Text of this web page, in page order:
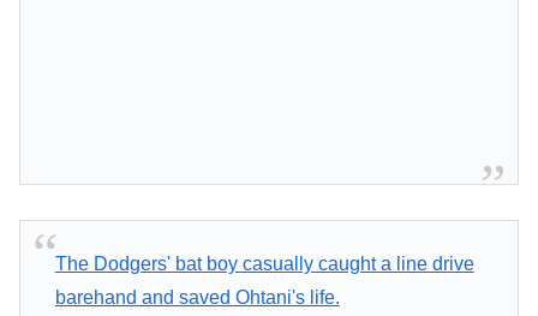
The Dodgers' bat boy casually caught a line drive
barehand and saved Ohtani's life.